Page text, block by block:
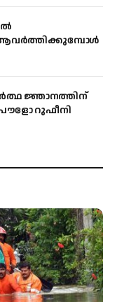
ആവര്‍ത്തിക്കുമ്പോള്‍
ജ്ഞാനത്തിന്
റുഫീനി